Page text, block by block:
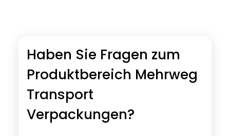
Haben Sie Fragen zum
Produktbereich Mehrweg
Transport
Verpackungen?